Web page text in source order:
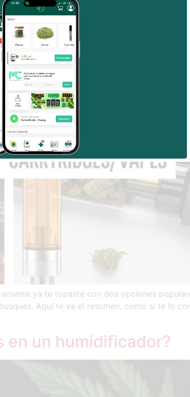
de cada forma de
ya te topaste con dos opciones
Aquí te va el resumen, como si te lo
en un humidificador?​